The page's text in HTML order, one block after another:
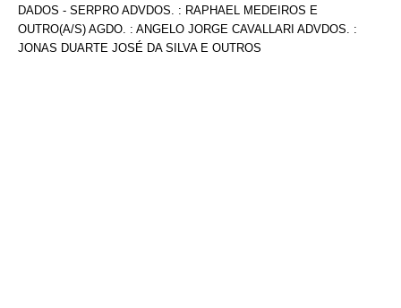
DADOS - SERPRO ADVDOS. : RAPHAEL MEDEIROS E
OUTRO(A/S) AGDO. : ANGELO JORGE CAVALLARI ADVDOS. :
JONAS DUARTE JOSÉ DA SILVA E OUTROS